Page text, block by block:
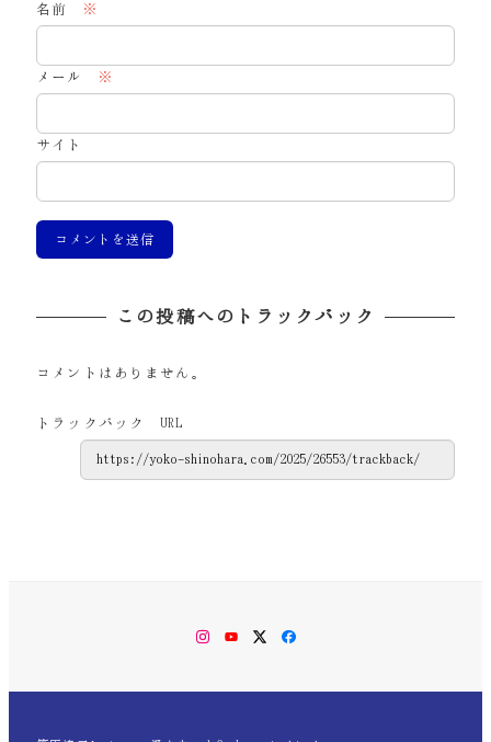
名前 ※
メール ※
サイト
この投稿へのトラックバック
コメントはありません。
トラックバック URL
Instagram
YouTubeTwitterFacebook